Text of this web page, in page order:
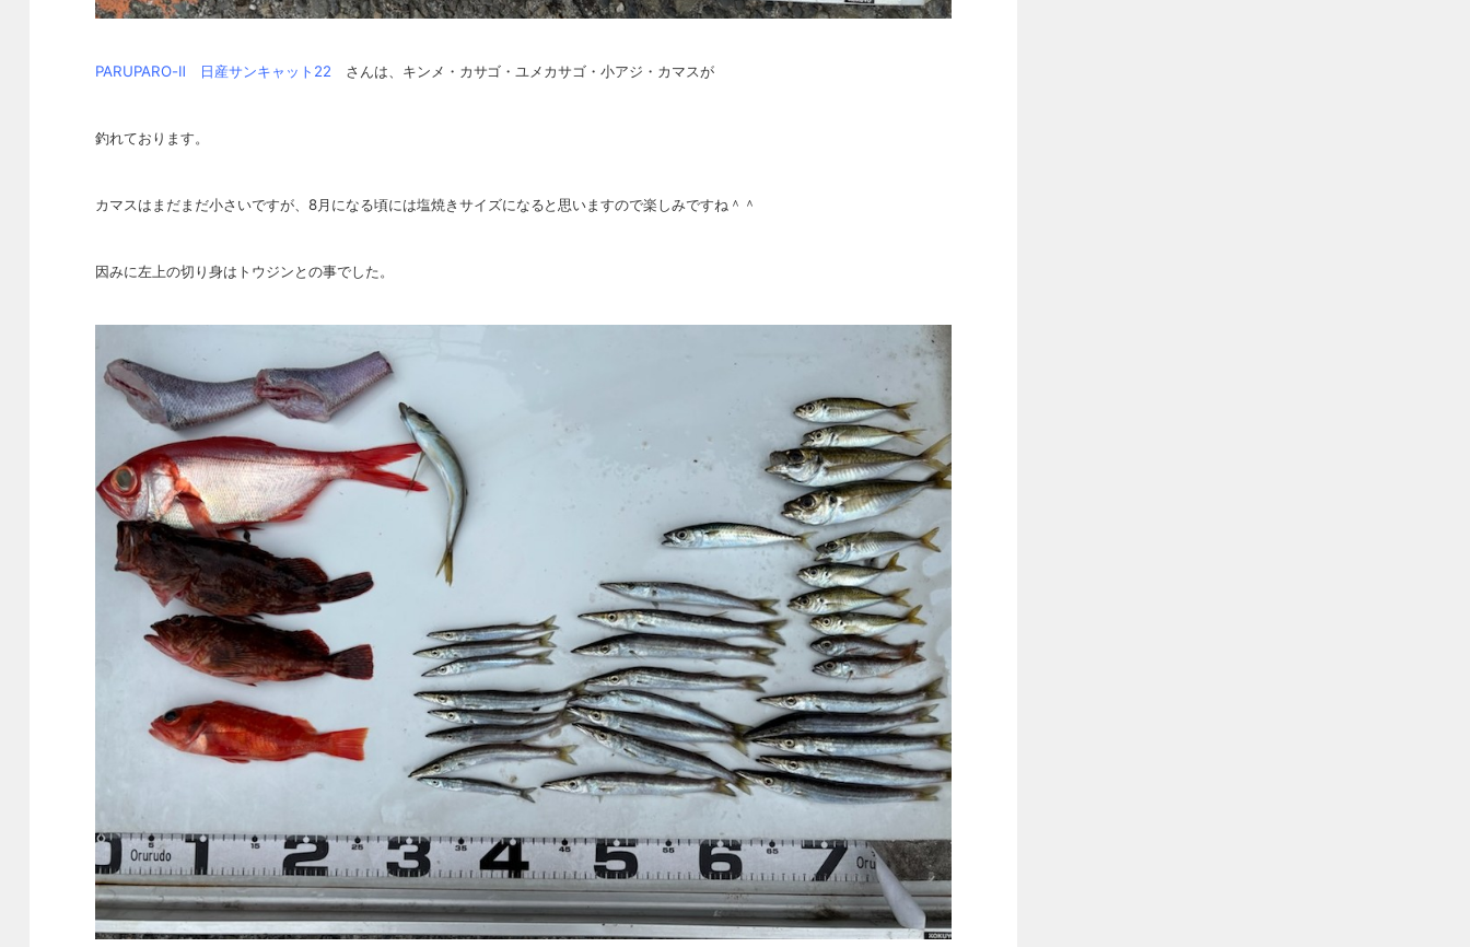
PARUPARO-Ⅱ 日産サンキャット22 さんは、キンメ・カサゴ・ユメカサゴ・小アジ・カマスが
釣れております。
カマスはまだまだ小さいですが、8月になる頃には塩焼きサイズになると思いますので楽しみですね＾＾
因みに左上の切り身はトウジンとの事でした。